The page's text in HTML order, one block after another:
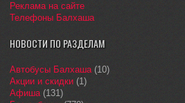
Реклама на сайте
Телефоны Балхаша
НОВОСТИ ПО РАЗДЕЛАМ
Автобусы Балхаша(10)
Акции и скидки (1)
Афиша(131)